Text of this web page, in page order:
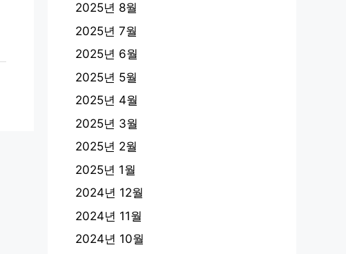
2025년 8월
2025년 7월
2025년 6월
2025년 5월
2025년 4월
2025년 3월
2025년 2월
2025년 1월
2024년 12월
2024년 11월
2024년 10월